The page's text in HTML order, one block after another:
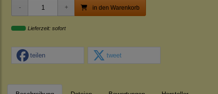
in den Warenkorb
Lieferzeit: sofort
teilen tweet